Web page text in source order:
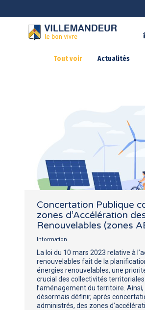
Tout voir Actualités
Concertation Publique
zones d’Accélération
Renouvelables (zones
Information
La loi du 10 mars 2023 relative à
renouvelables fait de la
énergies renouvelables, une
crucial des collectivités
l’aménagement du territoire.
désormais définir, après
administrés, des zones